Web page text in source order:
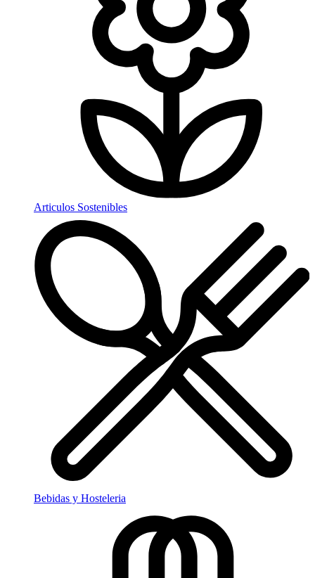
Articulos Sostenibles
Bebidas y Hosteleria